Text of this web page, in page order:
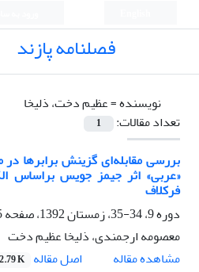
فصلنامه پازند
نویسنده =عظیم دخت، ذلیخا
تعداد مقالات:
1
بررسی مقابله‌ای گزینش برابرها
«عربی» اثر جیمز جویس براساس
فرکلاف
دوره 9، 34-35، زمستان 1392، صفحه
معصومه ارجمندی، ذلیخا عظیم دخت
مشاهده مقاله
اصل مقاله K